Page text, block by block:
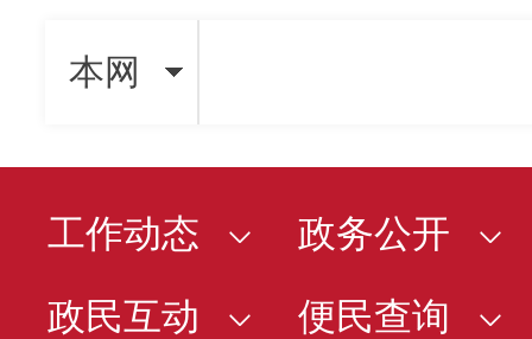
本网
工作动态
政务公开
政民互动
便民查询